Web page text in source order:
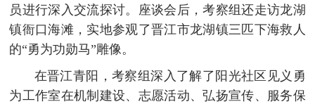
员进行深入交流探讨。座谈会后，考察组还走访龙湖
镇衙口海滩，实地参观了晋江市龙湖镇三匹下海救人
的“勇为功勋马”雕像。
在晋江青阳，考察组深入了解了阳光社区见义勇
为工作室在机制建设、志愿活动、弘扬宣传、服务保